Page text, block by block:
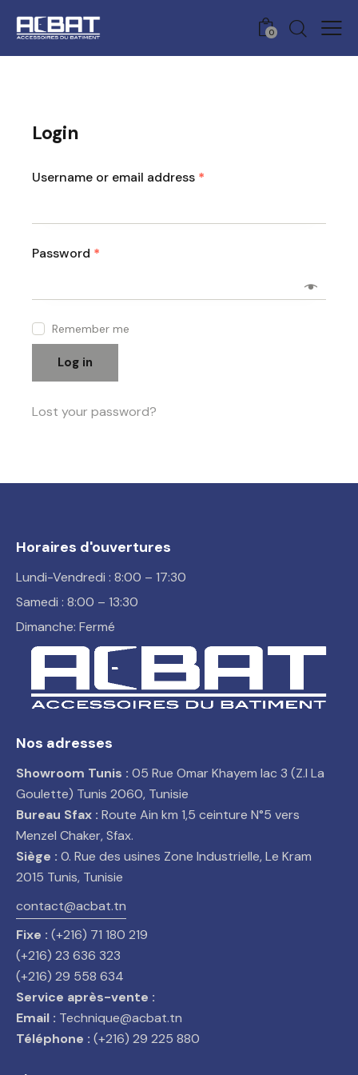
0
Login
Username or email address *
Password *
Remember me
Log in
Lost your password?
Horaires d'ouvertures
Lundi-Vendredi : 8:00 – 17:30
Samedi : 8:00 – 13:30
Dimanche: Fermé
Nos adresses
Showroom Tunis : 05 Rue Omar Khayem lac 3 (Z.I La
Goulette) Tunis 2060, Tunisie
Bureau Sfax : Route Ain km 1,5 ceinture N°5 vers
Menzel Chaker, Sfax.
Siège : 0. Rue des usines Zone Industrielle, Le Kram
2015 Tunis, Tunisie
contact@acbat.tn
Fixe : (+216) 71 180 219
(+216) 23 636 323
(+216) 29 558 634
Service après-vente :
Email : Technique@acbat.tn
Téléphone : (+216) 29 225 880